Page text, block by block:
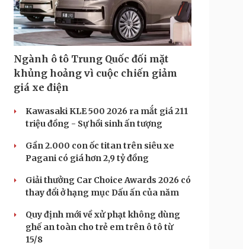
Ngành ô tô Trung Quốc đối mặt
khủng hoảng vì cuộc chiến giảm
giá xe điện
Kawasaki KLE 500 2026 ra mắt giá 211
triệu đồng - Sự hồi sinh ấn tượng
Gần 2.000 con ốc titan trên siêu xe
Pagani có giá hơn 2,9 tỷ đồng
Giải thưởng Car Choice Awards 2026 có
thay đổi ở hạng mục Dấu ấn của năm
Quy định mới về xử phạt không dùng
ghế an toàn cho trẻ em trên ô tô từ
15/8